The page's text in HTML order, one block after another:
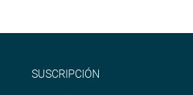
SUSCRIPCIÓN